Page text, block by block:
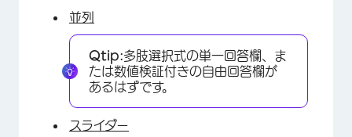
並列
Qtip:多肢選択式の単一回答欄、ま
たは数値検証付きの自由回答欄が
あるはずです。
スライダー